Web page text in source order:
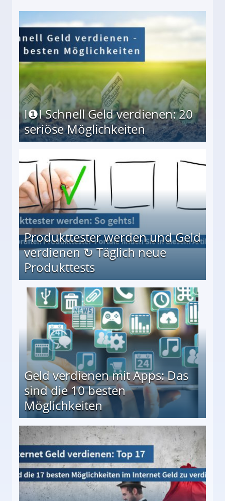
I❶I Schnell Geld verdienen: 20
seriöse Möglichkeiten
Produkttester werden und Geld
verdienen ↻ Täglich neue
Produkttests
↻ Täglich neue Produkttests
Geld verdienen mit Apps: Das
sind die 10 besten
Möglichkeiten
besten Möglichkeiten